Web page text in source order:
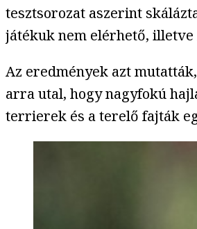
tesztsorozat aszerint
játékuk nem elérhető,
Az eredmények azt
arra utal, hogy nagyfokú
terrierek és a terelő fajták